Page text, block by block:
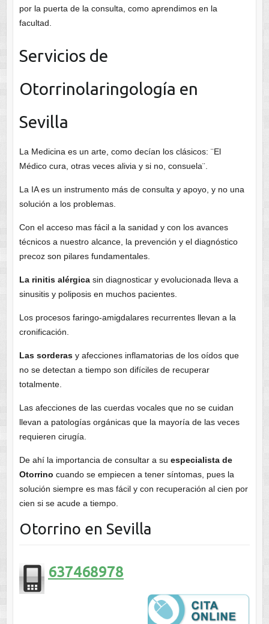
por la puerta de la consulta, como aprendimos en la
facultad.
Servicios de
Otorrinolaringología en
Sevilla
La Medicina es un arte, como decían los clásicos: ¨El
Médico cura, otras veces alivia y si no, consuela¨.
La IA es un instrumento más de consulta y apoyo, y no una
solución a los problemas.
Con el acceso mas fácil a la sanidad y con los avances
técnicos a nuestro alcance, la prevención y el diagnóstico
precoz son pilares fundamentales.
La rinitis alérgicasin diagnosticar y evolucionada lleva a
sinusitis y poliposis en muchos pacientes.
Los procesos faringo-amigdalares recurrentes llevan a la
cronificación.
Las sorderasy afecciones inflamatorias de los oídos que
no se detectan a tiempo son difíciles de recuperar
totalmente.
Las afecciones de las cuerdas vocales que no se cuidan
llevan a patologías orgánicas que la mayoría de las veces
requieren cirugía.
De ahí la importancia de consultar a su especialista de
Otorrino cuando se empiecen a tener síntomas, pues la
solución siempre es mas fácil y con recuperación al cien por
cien si se acude a tiempo.
Otorrino en Sevilla
637468978